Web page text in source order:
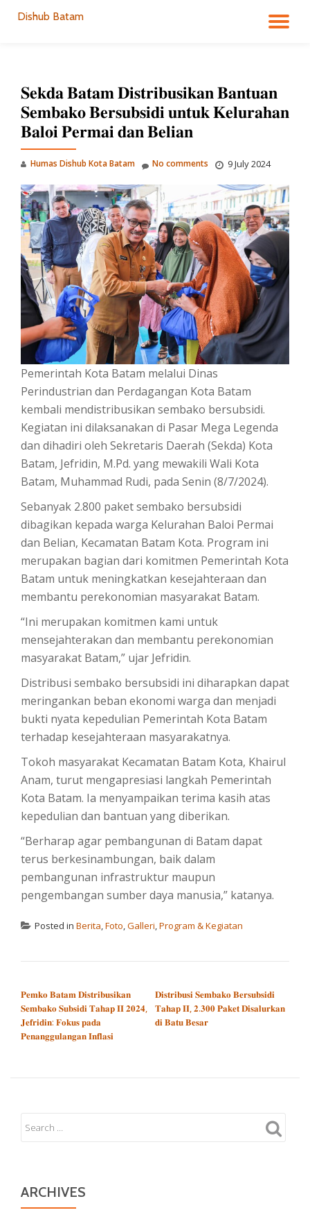
Dishub Batam
𝐒𝐞𝐤𝐝𝐚 𝐁𝐚𝐭𝐚𝐦 𝐃𝐢𝐬𝐭𝐫𝐢𝐛𝐮𝐬𝐢𝐤𝐚𝐧 𝐁𝐚𝐧𝐭𝐮𝐚𝐧
𝐒𝐞𝐦𝐛𝐚𝐤𝐨 𝐁𝐞𝐫𝐬𝐮𝐛𝐬𝐢𝐝𝐢 𝐮𝐧𝐭𝐮𝐤 𝐊𝐞𝐥𝐮𝐫𝐚𝐡𝐚𝐧
𝐁𝐚𝐥𝐨𝐢 𝐏𝐞𝐫𝐦𝐚𝐢 𝐝𝐚𝐧 𝐁𝐞𝐥𝐢𝐚𝐧
Humas Dishub Kota Batam 9 July 2024
No comments
Pemerintah Kota Batam melalui Dinas
Perindustrian dan Perdagangan Kota Batam
kembali mendistribusikan sembako bersubsidi.
Kegiatan ini dilaksanakan di Pasar Mega Legenda
dan dihadiri oleh Sekretaris Daerah (Sekda) Kota
Batam, Jefridin, M.Pd. yang mewakili Wali Kota
Batam, Muhammad Rudi, pada Senin (8/7/2024).
Sebanyak 2.800 paket sembako bersubsidi
dibagikan kepada warga Kelurahan Baloi Permai
dan Belian, Kecamatan Batam Kota. Program ini
merupakan bagian dari komitmen Pemerintah Kota
Batam untuk meningkatkan kesejahteraan dan
membantu perekonomian masyarakat Batam.
“Ini merupakan komitmen kami untuk
mensejahterakan dan membantu perekonomian
masyarakat Batam,” ujar Jefridin.
Distribusi sembako bersubsidi ini diharapkan dapat
meringankan beban ekonomi warga dan menjadi
bukti nyata kepedulian Pemerintah Kota Batam
terhadap kesejahteraan masyarakatnya.
Tokoh masyarakat Kecamatan Batam Kota, Khairul
Anam, turut mengapresiasi langkah Pemerintah
Kota Batam. Ia menyampaikan terima kasih atas
kepedulian dan bantuan yang diberikan.
“Berharap agar pembangunan di Batam dapat
terus berkesinambungan, baik dalam
pembangunan infrastruktur maupun
pengembangan sumber daya manusia,” katanya.
Posted in Berita,Foto,Galleri,Program & Kegiatan
𝐏𝐞𝐦𝐤𝐨 𝐁𝐚𝐭𝐚𝐦 𝐃𝐢𝐬𝐭𝐫𝐢𝐛𝐮𝐬𝐢𝐤𝐚𝐧
𝐒𝐞𝐦𝐛𝐚𝐤𝐨 𝐒𝐮𝐛𝐬𝐢𝐝𝐢 𝐓𝐚𝐡𝐚𝐩 𝐈𝐈 𝟐𝟎𝟐𝟒,
𝐉𝐞𝐟𝐫𝐢𝐝𝐢𝐧: 𝐅𝐨𝐤𝐮𝐬 𝐩𝐚𝐝𝐚
𝐏𝐞𝐧𝐚𝐧𝐠𝐠𝐮𝐥𝐚𝐧𝐠𝐚𝐧 𝐈𝐧𝐟𝐥𝐚𝐬𝐢
𝐃𝐢𝐬𝐭𝐫𝐢𝐛𝐮𝐬𝐢 𝐒𝐞𝐦𝐛𝐚𝐤𝐨 𝐁𝐞𝐫𝐬𝐮𝐛𝐬𝐢𝐝𝐢
𝐓𝐚𝐡𝐚𝐩 𝐈𝐈, 𝟐.𝟑𝟎𝟎 𝐏𝐚𝐤𝐞𝐭 𝐃𝐢𝐬𝐚𝐥𝐮𝐫𝐤𝐚𝐧
𝐝𝐢 𝐁𝐚𝐭𝐮 𝐁𝐞𝐬𝐚𝐫
ARCHIVES